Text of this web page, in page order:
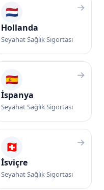
🇳🇱
Hollanda
Seyahat Sağlık Sigortası
→
🇪🇸
İspanya
Seyahat Sağlık Sigortası
→
🇨🇭
İsviçre
Seyahat Sağlık Sigortası
→